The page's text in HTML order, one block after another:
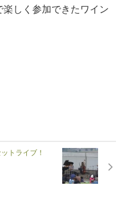
しく参加できたワイン
トライブ！